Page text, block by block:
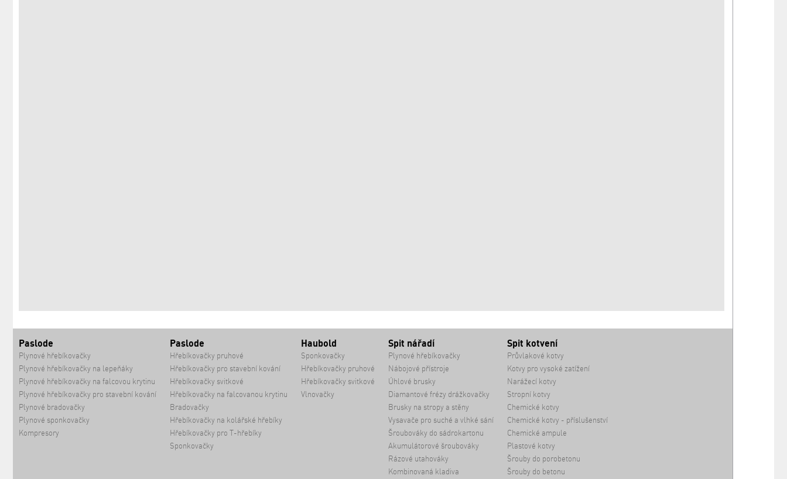
Paslode
Plynové hřebíkovačky
Plynové hřebíkovačky na lepeňáky
Plynové hřebíkovačky na falcovou krytinu
Plynové hřebíkovačky pro stavební kování
Plynové bradovačky
Plynové sponkovačky
Kompresory
Paslode
Hřebíkovačky pruhové
Hřebíkovačky pro stavební kování
Hřebíkovačky svitkové
Hřebíkovačky na falcovanou krytinu
Bradovačky
Hřebíkovačky na kolářské hřebíky
Hřebíkovačky pro T-hřebíky
Sponkovačky
Haubold
Sponkovačky
Hřebíkovačky pruhové
Hřebíkovačky svitkové
Vlnovačky
Spit nářadí
Plynové hřebíkovačky
Nábojové přístroje
Úhlové brusky
Diamantové frézy drážkovačky
Brusky na stropy a stěny
Vysavače pro suché a vlhké sání
Šroubováky do sádrokartonu
Akumulátorové šroubováky
Rázové utahováky
Kombinovaná kladiva
Spit kotvení
Průvlakové kotvy
Kotvy pro vysoké zatížení
Narážecí kotvy
Stropní kotvy
Chemické kotvy
Chemické kotvy - příslušenství
Chemické ampule
Plastové kotvy
Šrouby do porobetonu
Šrouby do betonu